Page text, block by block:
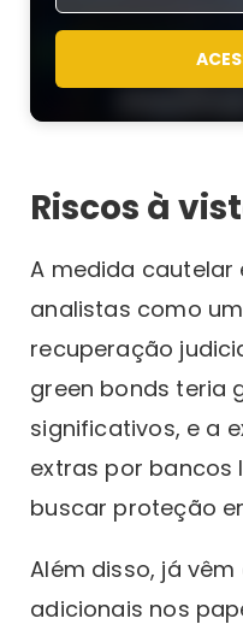
Riscos à
A medida
analistas como um
recuperação
green bonds teria
significativos, e a
extras por bancos
buscar proteção
Além disso, já
adicionais nos